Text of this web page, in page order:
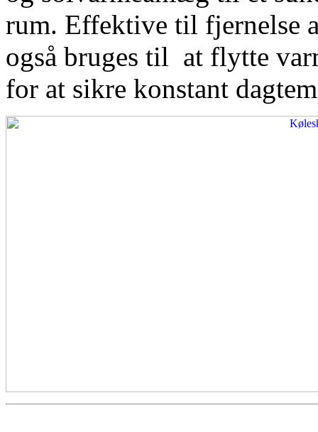
rum. Effektive til fjernelse
også bruges til at flytte
for at sikre konstant